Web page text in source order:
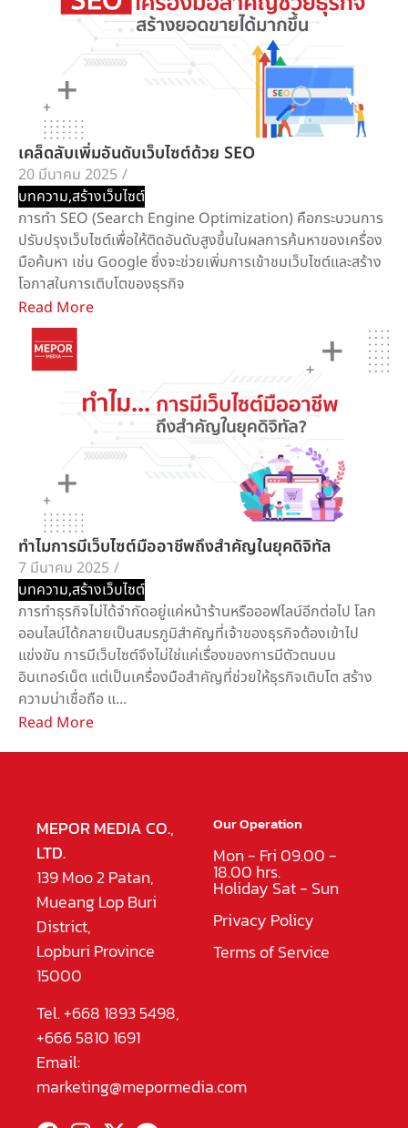
เคล็ดลับเพิ่มอันดับเว็บไซต์ด้วย SEO
20 มีนาคม 2025 /
บทความ,สร้างเว็บไซต์
การทำ SEO (Search Engine Optimization) คือกระบวนการ
ปรับปรุงเว็บไซต์เพื่อให้ติดอันดับสูงขึ้นในผลการค้นหาของเครื่อง
มือค้นหา เช่น Google ซึ่งจะช่วยเพิ่มการเข้าชมเว็บไซต์และสร้าง
โอกาสในการเติบโตของธุรกิจ
Read More
ทำไมการมีเว็บไซต์มืออาชีพถึงสำคัญในยุคดิจิทัล
7 มีนาคม 2025 /
บทความ,สร้างเว็บไซต์
การทำธุรกิจไม่ได้จำกัดอยู่แค่หน้าร้านหรือออฟไลน์อีกต่อไป โลก
ออนไลน์ได้กลายเป็นสมรภูมิสำคัญที่เจ้าของธุรกิจต้องเข้าไป
แข่งขัน การมีเว็บไซต์จึงไม่ใช่แค่เรื่องของการมีตัวตนบน
อินเทอร์เน็ต แต่เป็นเครื่องมือสำคัญที่ช่วยให้ธุรกิจเติบโต สร้าง
ความน่าเชื่อถือ แ...
Read More
MEPOR MEDIA CO.,
LTD.
139 Moo 2 Patan,
Mueang Lop Buri
District,
Lopburi Province
15000
Tel. +668 1893 5498,
+666 5810 1691
Email:
marketing@mepormedia.com
Our Operation
Mon - Fri 09.00 -
18.00 hrs.
Holiday Sat - Sun
Privacy Policy
Terms of Service